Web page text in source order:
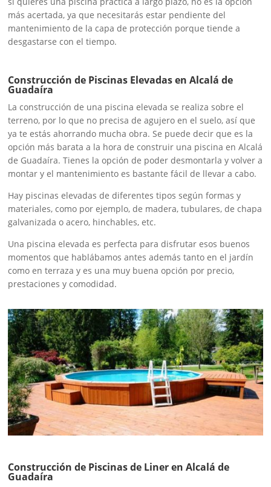
más acertada, ya que necesitarás estar pendiente del
mantenimiento de la capa de protección porque tiende a
desgastarse con el tiempo.
Construcción de Piscinas Elevadas en Alcalá de
Guadaíra
La construcción de una piscina elevada se realiza sobre el
terreno, por lo que no precisa de agujero en el suelo, así que
ya te estás ahorrando mucha obra. Se puede decir que es la
opción más barata a la hora de construir una piscina en Alcalá
de Guadaíra. Tienes la opción de poder desmontarla y volver a
montar y el mantenimiento es bastante fácil de llevar a cabo.
Hay piscinas elevadas de diferentes tipos según formas y
materiales, como por ejemplo, de madera, tubulares, de chapa
galvanizada o acero, hinchables, etc.
Una piscina elevada es perfecta para disfrutar esos buenos
momentos que hablábamos antes además tanto en el jardín
como en terraza y es una muy buena opción por precio,
prestaciones y comodidad.
Construcción de Piscinas de Liner en Alcalá de
Guadaíra